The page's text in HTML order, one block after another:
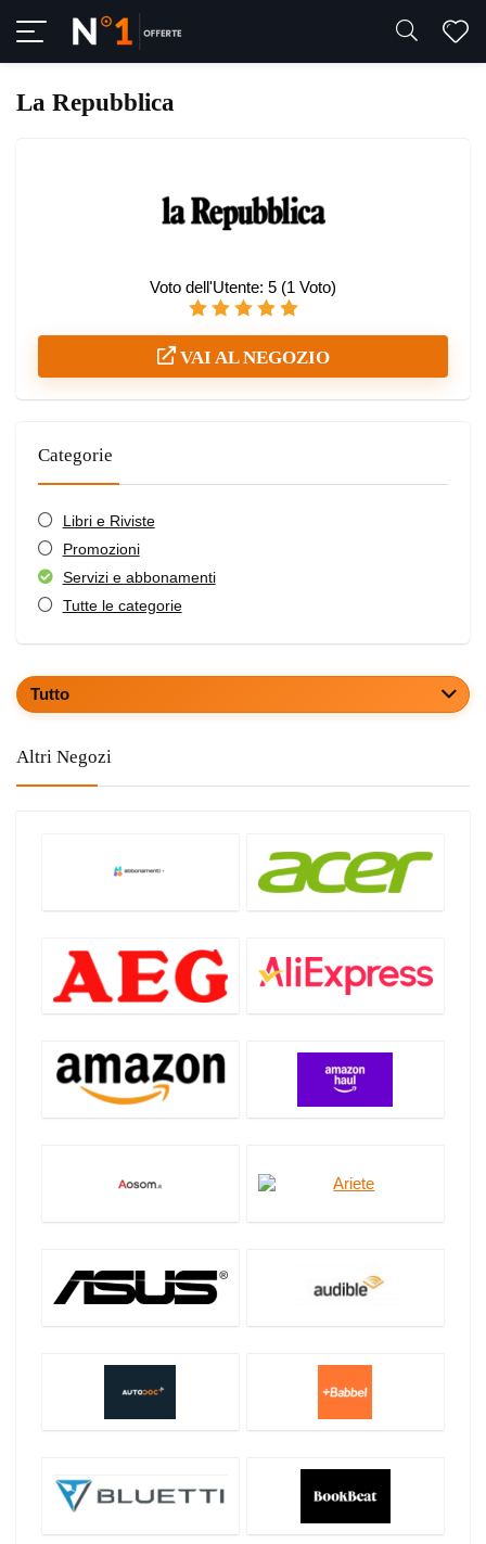
La Repubblica
Voto dell'Utente: 5 (1 Voto)
VAI AL NEGOZIO
Categorie
Libri e Riviste
Promozioni
Servizi e abbonamenti
Tutte le categorie
Tutto
Altri Negozi